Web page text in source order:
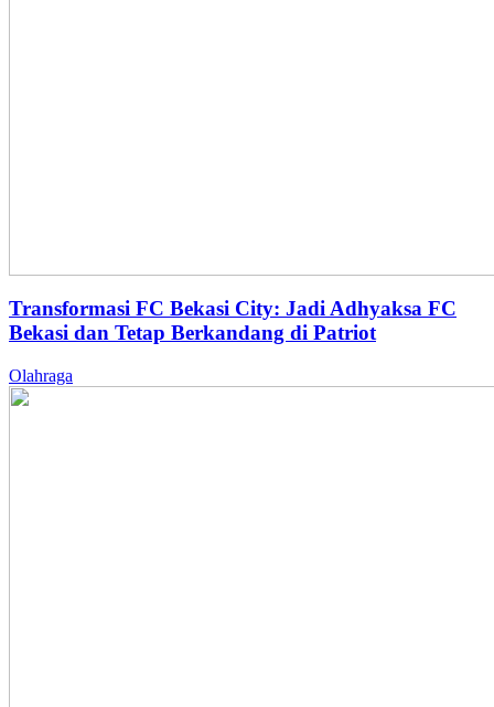
Transformasi FC Bekasi City: Jadi Adhyaksa FC
Bekasi dan Tetap Berkandang di Patriot
Olahraga